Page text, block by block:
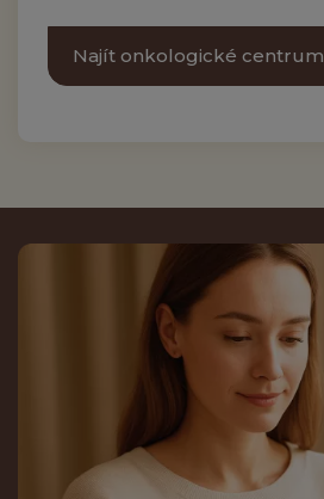
Najít onkologické centrum